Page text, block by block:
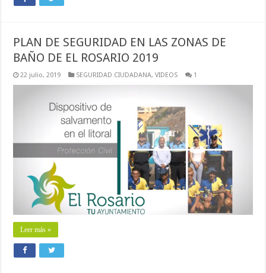
PLAN DE SEGURIDAD EN LAS ZONAS DE
BAÑO DE EL ROSARIO 2019
22 julio, 2019 SEGURIDAD CIUDADANA,VIDEOS 1
Leer más »